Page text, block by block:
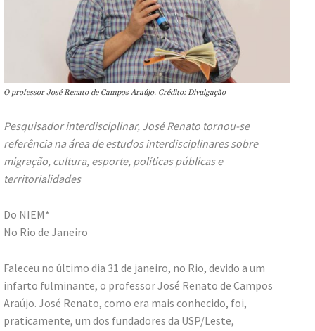
O professor José Renato de Campos Araújo. Crédito: Divulgação
Pesquisador interdisciplinar, José Renato tornou-se
referência na área de estudos interdisciplinares sobre
migração, cultura, esporte, políticas públicas e
territorialidades
Do NIEM*
No Rio de Janeiro
Faleceu no último dia 31 de janeiro, no Rio, devido a um
infarto fulminante, o professor José Renato de Campos
Araújo. José Renato, como era mais conhecido, foi,
praticamente, um dos fundadores da USP/Leste,